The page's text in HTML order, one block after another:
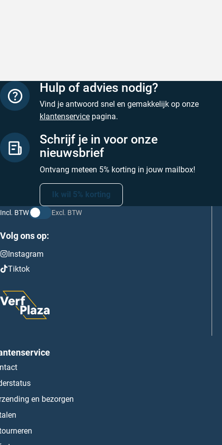
Hulp of advies nodig?
Vind je antwoord snel en gemakkelijk op onze
klantenservice pagina.
Schrijf je in voor onze
nieuwsbrief
Ontvang meteen 5% korting in jouw mailbox!
Ik wil 5% korting
Incl. BTW Excl. BTW
Volg ons op:
Instagram
Tiktok
en bezorgen